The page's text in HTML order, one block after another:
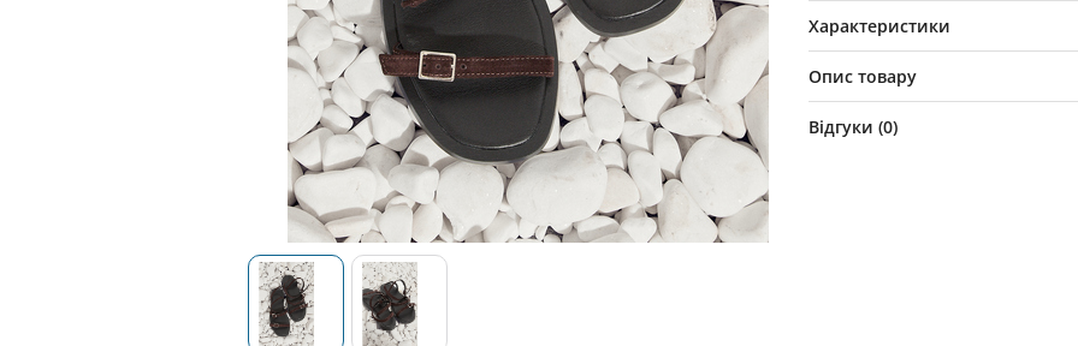
Характеристики
Опис товару
Відгуки (0)